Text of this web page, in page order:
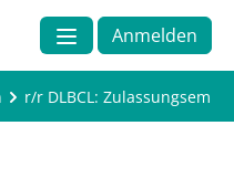
Anmelden
r/r DLBCL: